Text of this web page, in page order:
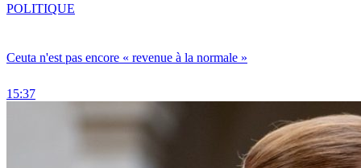
Ceuta n'est pas encore « revenue à la normale »
15:37
POLITIQUE